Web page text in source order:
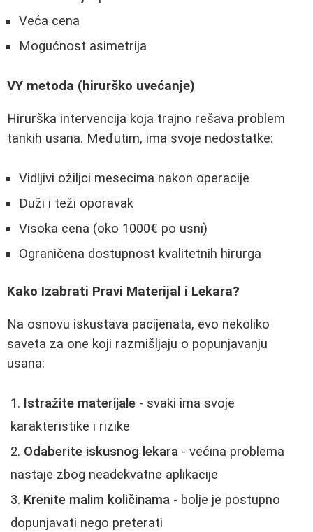
Veća cena
Mogućnost asimetrija
VY metoda (hirurško uvećanje)
Hirurška intervencija koja trajno rešava problem
tankih usana. Međutim, ima svoje nedostatke:
Vidljivi ožiljci mesecima nakon operacije
Duži i teži oporavak
Visoka cena (oko 1000€ po usni)
Ograničena dostupnost kvalitetnih hirurga
Kako Izabrati Pravi Materijal i Lekara?
Na osnovu iskustava pacijenata, evo nekoliko
saveta za one koji razmišljaju o popunjavanju
usana:
Istražite materijale - svaki ima svoje
karakteristike i rizike
Odaberite iskusnog lekara - većina problema
nastaje zbog neadekvatne aplikacije
Krenite malim količinama - bolje je postupno
dopunjavati nego preterati